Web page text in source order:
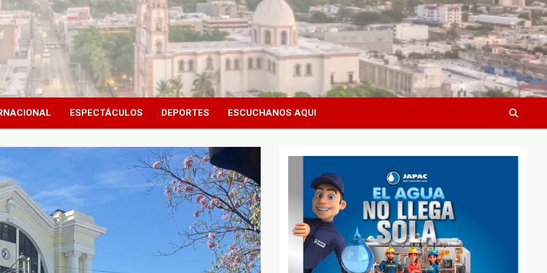
ESPECTÁCULOS DEPORTES ESCUCHANOS AQUI